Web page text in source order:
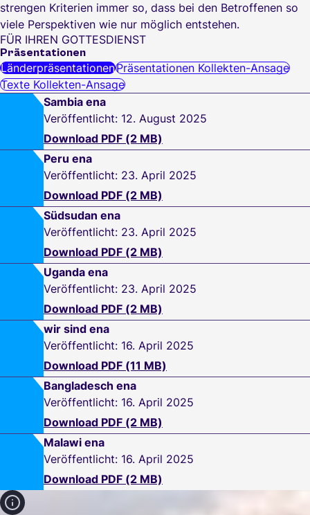
strengen Kriterien immer so, dass bei den Betroffenen so
viele Perspektiven wie nur möglich entstehen.
FÜR IHREN GOTTESDIENST
Präsentationen
LänderpräsentationenPräsentationen Kollekten-Ansage
Texte Kollekten-Ansage
Sambia ena
Veröffentlicht: 12. August 2025
Download PDF (2 MB)
Peru ena
Veröffentlicht: 23. April 2025
Download PDF (2 MB)
Südsudan ena
Veröffentlicht: 23. April 2025
Download PDF (2 MB)
Uganda ena
Veröffentlicht: 23. April 2025
Download PDF (2 MB)
wir sind ena
Veröffentlicht: 16. April 2025
Download PDF (11 MB)
Bangladesch ena
Veröffentlicht: 16. April 2025
Download PDF (2 MB)
Malawi ena
Veröffentlicht: 16. April 2025
Download PDF (2 MB)